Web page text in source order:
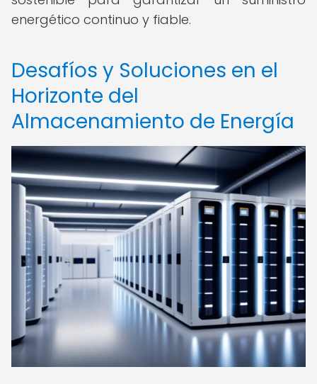
energético continuo y fiable.
Desafíos y Soluciones en el
Horizonte del
Almacenamiento de Energía